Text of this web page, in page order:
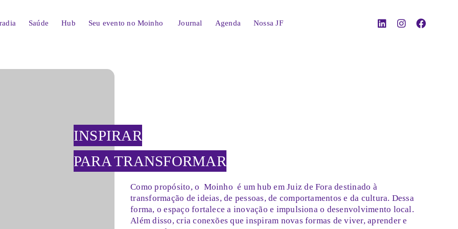
Saúde Hub Seu evento no Moinho Journal Agenda Nossa JF
INSPIRAR
PARA TRANSFORMAR
Como propósito, o Moinho é um hub em Juiz de Fora destinado à
transformação de ideias, de pessoas, de comportamentos e da cultura. Dessa
forma, o espaço fortalece a inovação e impulsiona o desenvolvimento local.
Além disso, cria conexões que inspiram novas formas de viver, aprender e